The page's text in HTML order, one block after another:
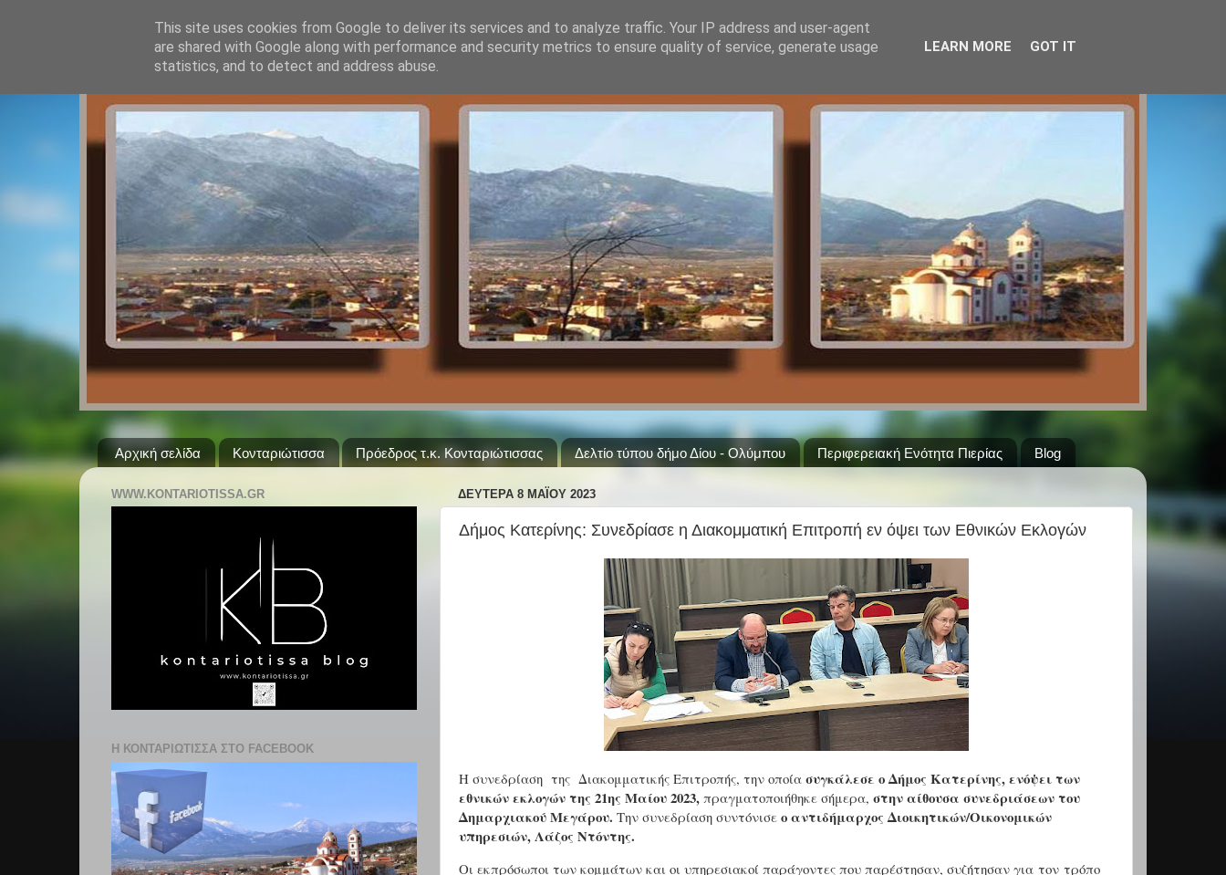
Αρχική σελίδα Κονταριώτισσα Πρόεδρος τ.κ. Κονταριώτισσας Δελτίο τύπου δήμο Δίου - Ολύμπου Περιφερειακή Ενότητα Πιερίας Blog
ΔΕΥΤΈΡΑ 8 ΜΑΪ́ΟΥ 2023
Δήμος Κατερίνης: Συνεδρίασε η Διακομματική Επιτροπή εν όψει των Εθνικών Εκλογών
Η συνεδρίαση της Διακομματικής Επιτροπής, την οποία συγκάλεσε ο Δήμος Κατερίνης, ενόψει των
εθνικών εκλογών της 21ης Μαίου 2023, πραγματοποιήθηκε σήμερα, στην αίθουσα συνεδριάσεων του
Δημαρχιακού Μεγάρου. Την συνεδρίαση συντόνισε ο αντιδήμαρχος Διοικητικών/Οικονομικών
υπηρεσιών, Λάζος Ντόντης.
Οι εκπρόσωποι των κομμάτων και οι υπηρεσιακοί παράγοντες που παρέστησαν, συζήτησαν για τον τρόπο
WWW.KONTARIOTISSA.GR
Η ΚΟΝΤΑΡΙΩΤΙΣΣΑ ΣΤΟ FACEBOOK
This site uses cookies from Google to deliver its services and to analyze traffic. Your IP address and user-agent
are shared with Google along with performance and security metrics to ensure quality of service, generate usage
statistics, and to detect and address abuse.
LEARN MORE GOT IT